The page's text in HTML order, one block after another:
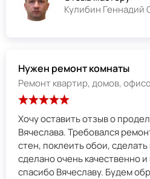
Кулибин Геннадий
Нужен ремонт комнаты
Ремонт квартир, домов,
Хочу оставить отзыв о
Вячеслава. Требовался
стен, поклеить обои,
сделано очень качественно и в
спасибо Вячеславу. Будем